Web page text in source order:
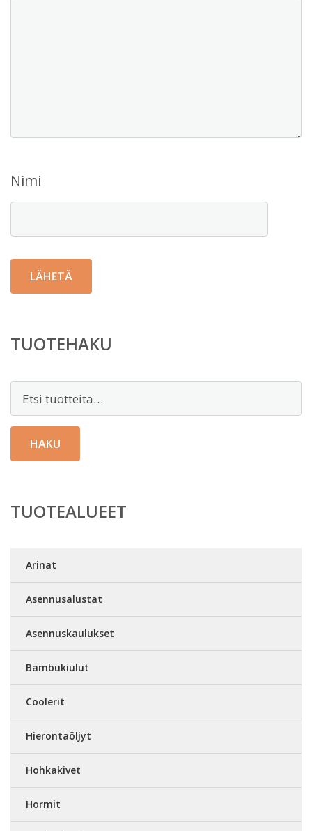
Nimi
TUOTEHAKU
HAKU
TUOTEALUEET
Arinat
Asennusalustat
Asennuskaulukset
Bambukiulut
Coolerit
Hierontaöljyt
Hohkakivet
Hormit